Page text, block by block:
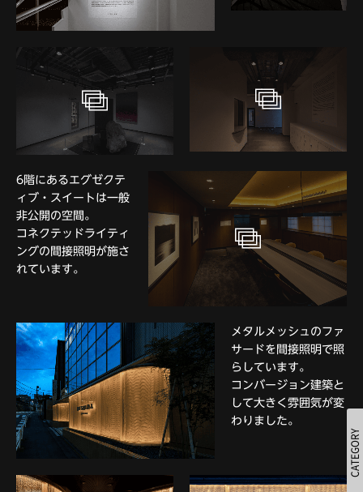
6階にあるエグゼクテ
ィブ・スイートは一般
非公開の空間。
コネクテッドライティ
ングの間接照明が施さ
れています。
メタルメッシュのファ
サードを間接照明で照
らしています。
コンバージョン建築と
して大きく雰囲気が変
わりました。